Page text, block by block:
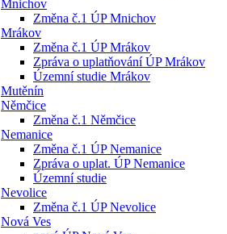
Mnichov
Změna č.1 ÚP Mnichov
Mrákov
Změna č.1 ÚP Mrákov
Zpráva o uplatňování ÚP Mrákov
Územní studie Mrákov
Mutěnín
Němčice
Změna č.1 Němčice
Nemanice
Změna č.1 ÚP Nemanice
Zpráva o uplat. ÚP Nemanice
Územní studie
Nevolice
Změna č.1 ÚP Nevolice
Nová Ves